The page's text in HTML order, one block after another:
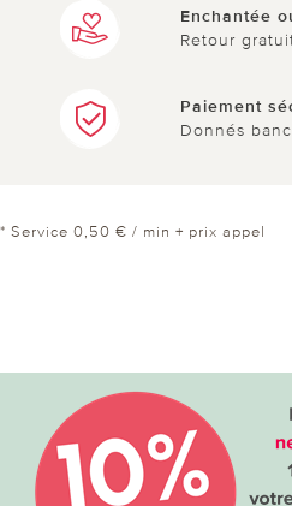
Enchantée
Retour
Paiement
Donnés
* Service 0,50 € / min + prix appel